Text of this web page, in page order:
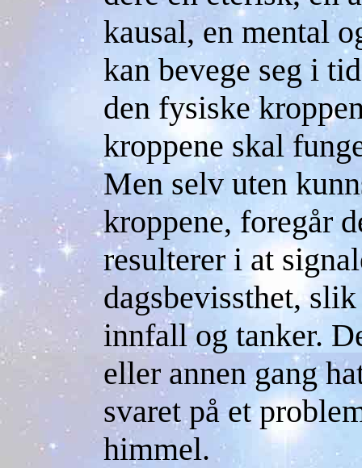
kausal, en mental
kan bevege seg i
den fysiske
kroppene skal
Men selv uten
kroppene, foregår
resulterer i at
dagsbevissthet,
innfall og tanker.
eller annen gang
svaret på et
himmel.